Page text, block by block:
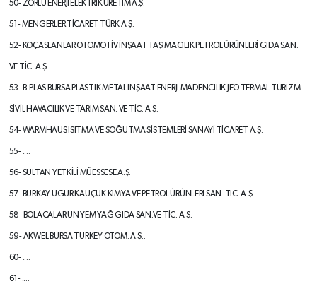
50- ZORLU ENERJİ ELEKTRİK ÜRETİM A.Ş.
51- MENGERLER TİCARET TÜRK A.Ş.
52- KOÇASLANLAR OTOMOTİV İNŞAAT TAŞIMACILIK PETROL ÜRÜNLERİ GIDA SAN.
VE TİC. A.Ş.
53- B-PLAS BURSA PLASTİK METAL İNŞAAT ENERJİ MADENCİLİK JEO TERMAL TURİZM
SİVİL HAVACILIK VE TARIM SAN. VE TİC. A.Ş.
54- WARMHAUS ISITMA VE SOĞUTMASİSTEMLERİ SANAYİ TİCARET A.Ş.
55- ....
56- SULTAN YETKİLİ MÜESSESE A.Ş.
57- BURKAY UĞUR KAUÇUK KİMYA VE PETROL ÜRÜNLERİ SAN. TİC. A.Ş.
58- BOLACALAR UN YEM YAĞ GIDA SAN.VE TİC. A.Ş.
59- AKWEL BURSA TURKEY OTOM. A.Ş..
60- ....
61- ....